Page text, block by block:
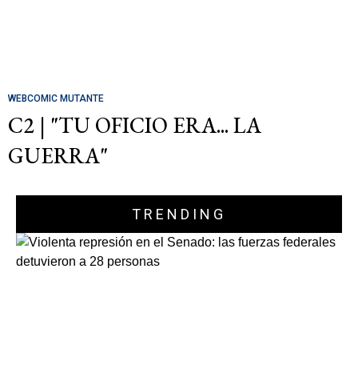
WEBCOMIC MUTANTE
C2 | "TU OFICIO ERA... LA
GUERRA"
TRENDING